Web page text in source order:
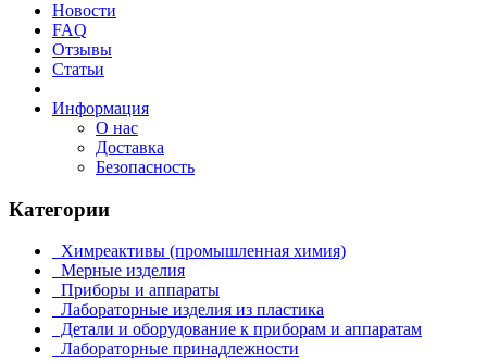
Новости
FAQ
Отзывы
Статьи
Информация
О нас
Доставка
Безопасность
Категории
Химреактивы (промышленная химия)
Мерные изделия
Приборы и аппараты
Лабораторные изделия из пластика
Детали и оборудование к приборам и аппаратам
Лабораторные принадлежности